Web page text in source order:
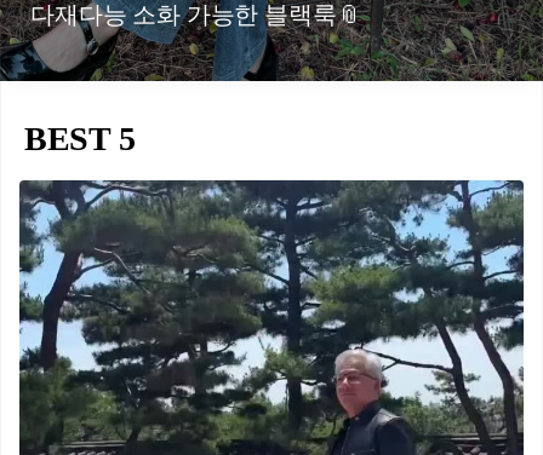
다재다능 소화 가능한 블랙룩📎
BEST 5